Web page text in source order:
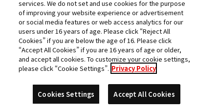
都道府県
群馬県
店舗名
モーリーファンタジー太田店
ベジット チルド ハーツ
services. We do not set and use cookies for the purpose
of improving your website experience or advertisement
or social media features or web access analytics for our
users under 16 years of age. Please click “Reject All
Cookies” if you are below the age of 16. Please click
“Accept All Cookies” if you are 16 years of age or older,
and accept all cookies. To customize your cookie settings,
please click “Cookie Settings”. Privacy Policy
Cookies Settings Accept All Cookies